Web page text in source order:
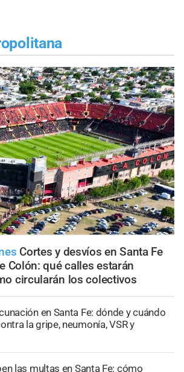
Cortes y desvíos en Santa Fe
Colón: qué calles estarán
circularán los colectivos
en Santa Fe: dónde y cuándo
la gripe, neumonía, VSR y
las multas en Santa Fe: cómo